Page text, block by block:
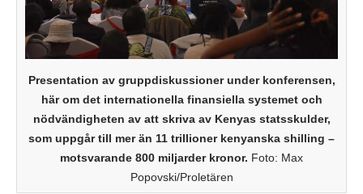
Presentation av gruppdiskussioner under konferensen,
här om det internationella finansiella systemet och
nödvändigheten av att skriva av Kenyas statsskulder,
som uppgår till mer än 11 trillioner kenyanska shilling –
motsvarande 800 miljarder kronor. Foto: Max
Popovski/Proletären